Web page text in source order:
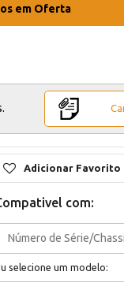
em Oferta
Adicionar Favorito
com:
selecione um modelo: